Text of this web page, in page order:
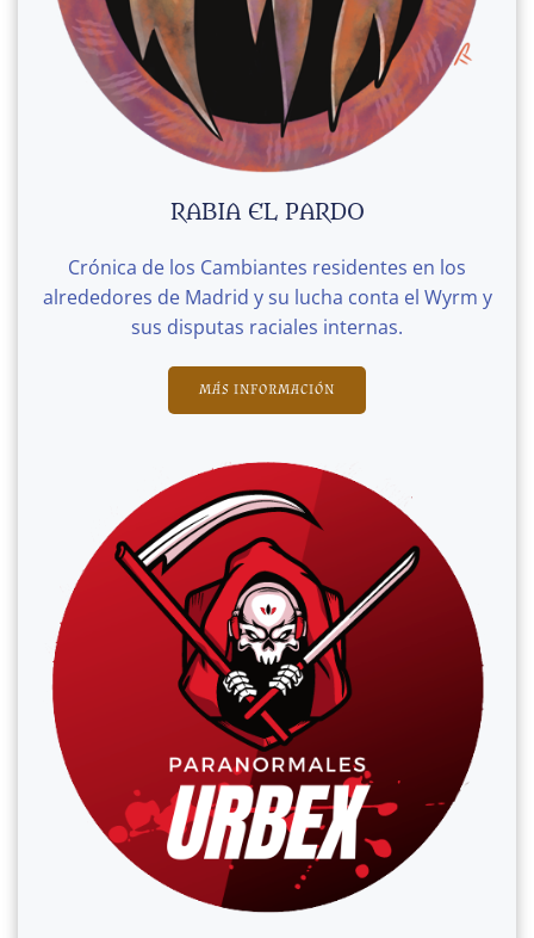
RABIA EL PARDO
Crónica de los Cambiantes residentes en los
alrededores de Madrid y su lucha conta el Wyrm y
sus disputas raciales internas.
MÁS INFORMACIÓN